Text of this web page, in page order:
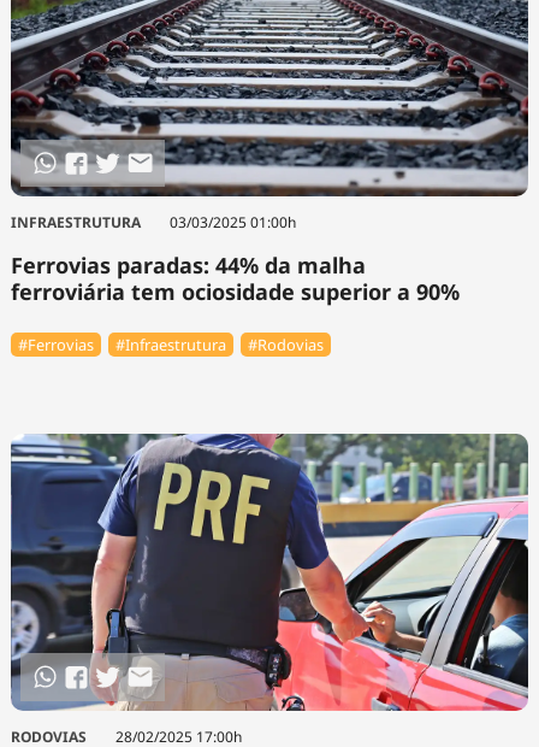
INFRAESTRUTURA 03/03/2025 01:00h
Ferrovias paradas: 44% da malha
ferroviária tem ociosidade superior a 90%
#Ferrovias #Infraestrutura #Rodovias
RODOVIAS 28/02/2025 17:00h